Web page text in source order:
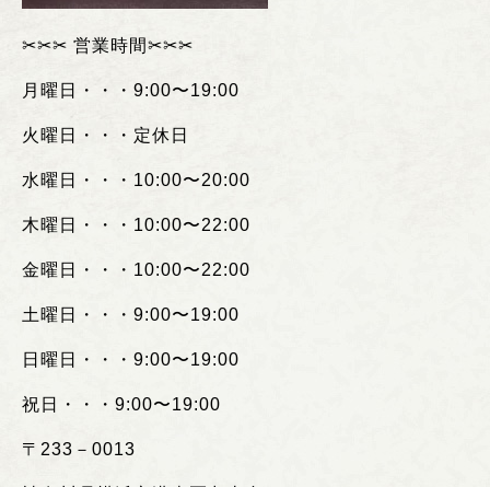
✂︎✂︎✂︎ 営業時間✂︎✂︎✂︎
月曜日・・・ 9:00〜19:00
火曜日・・・定休日
水曜日・・・ 10:00〜20:00
木曜日・・・ 10:00〜22:00
金曜日・・・ 10:00〜22:00
土曜日・・・ 9:00〜19:00
日曜日・・・ 9:00〜19:00
祝日・・・ 9:00〜19:00
〒 233 － 0013